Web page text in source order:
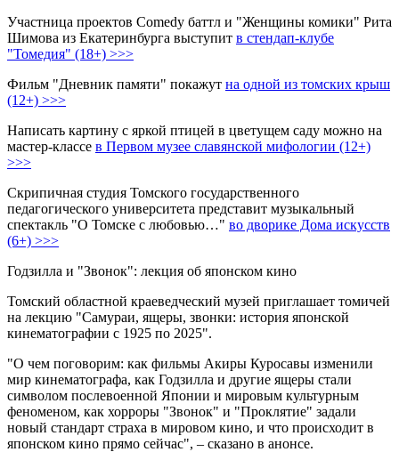
Участница проектов Comedy баттл и "Женщины комики" Рита
Шимова из Екатеринбурга выступит в стендап-клубе
"Томедия" (18+) >>>
Фильм "Дневник памяти" покажут на одной из томских крыш
(12+) >>>
Написать картину с яркой птицей в цветущем саду можно на
мастер-классе в Первом музее славянской мифологии (12+)
>>>
Скрипичная студия Томского государственного
педагогического университета представит музыкальный
спектакль "О Томске с любовью…" во дворике Дома искусств
(6+) >>>
Годзилла и "Звонок": лекция об японском кино
Томский областной краеведческий музей приглашает томичей
на лекцию "Самураи, ящеры, звонки: история японской
кинематографии с 1925 по 2025".
"О чем поговорим: как фильмы Акиры Куросавы изменили
мир кинематографа, как Годзилла и другие ящеры стали
символом послевоенной Японии и мировым культурным
феноменом, как хорроры "Звонок" и "Проклятие" задали
новый стандарт страха в мировом кино, и что происходит в
японском кино прямо сейчас", – сказано в анонсе.